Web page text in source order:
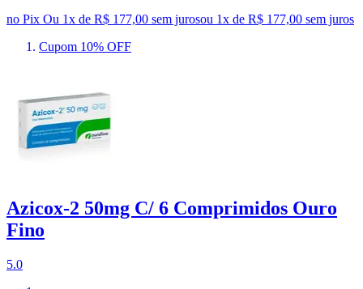
no Pix Ou 1x de R$ 177,00 sem jurosou 1x de R$ 177,00 sem juros
Cupom 10% OFF
Azicox-2 50mg C/ 6 Comprimidos Ouro
Fino
5.0